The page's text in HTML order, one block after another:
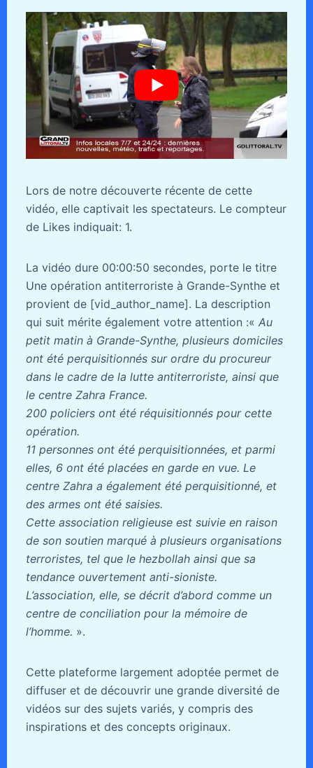
Lors de notre découverte récente de cette
vidéo, elle captivait les spectateurs. Le compteur
de Likes indiquait: 1.
La vidéo dure 00:00:50 secondes, porte le titre
Une opération antiterroriste à Grande-Synthe et
provient de [vid_author_name]. La description
qui suit mérite également votre attention :« Au
petit matin à Grande-Synthe, plusieurs domiciles
ont été perquisitionnés sur ordre du procureur
dans le cadre de la lutte antiterroriste, ainsi que
le centre Zahra France.
200 policiers ont été réquisitionnés pour cette
opération.
11 personnes ont été perquisitionnées, et parmi
elles, 6 ont été placées en garde en vue. Le
centre Zahra a également été perquisitionné, et
des armes ont été saisies.
Cette association religieuse est suivie en raison
de son soutien marqué à plusieurs organisations
terroristes, tel que le hezbollah ainsi que sa
tendance ouvertement anti-sioniste.
L’association, elle, se décrit d’abord comme un
centre de conciliation pour la mémoire de
l’homme. ».
Cette plateforme largement adoptée permet de
diffuser et de découvrir une grande diversité de
vidéos sur des sujets variés, y compris des
inspirations et des concepts originaux.